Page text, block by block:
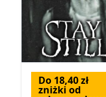
Do 18,40 zł
zniżki od